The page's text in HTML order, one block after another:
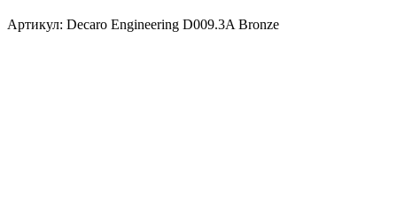
Артикул: Decaro Engineering D009.3A Bronze